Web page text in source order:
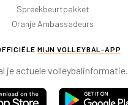
Spreekbeurtpakket
Oranje Ambassadeurs
MIJN VOLLEYBAL-APP
je actuele volleybalinformatie.